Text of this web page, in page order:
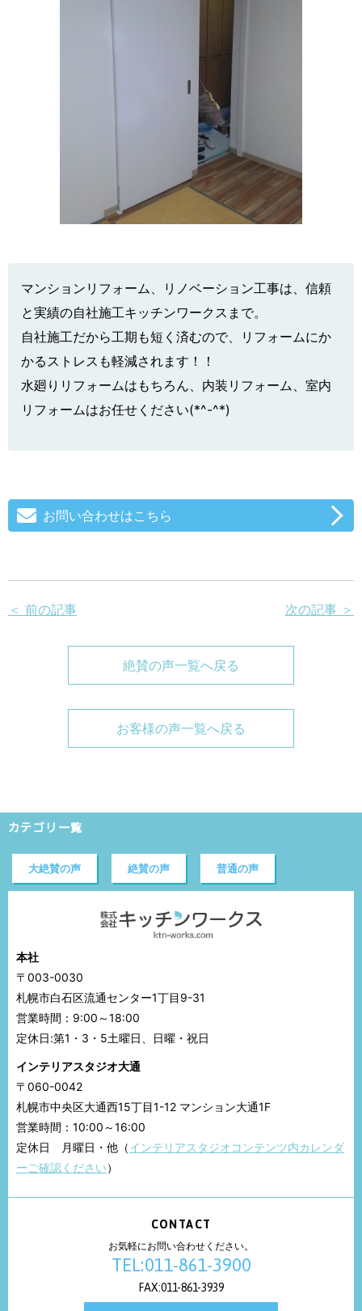
マンションリフォーム、リノベーション工事は、信頼
と実績の自社施工キッチンワークスまで。
自社施工だから工期も短く済むので、リフォームにか
かるストレスも軽減されます！！
水廻りリフォームはもちろん、内装リフォーム、室内
リフォームはお任せください(*^-^*)
お問い合わせはこちら
＜ 前の記事 次の記事 ＞
絶賛の声一覧へ戻る
お客様の声一覧へ戻る
カテゴリ一覧
大絶賛の声 絶賛の声 普通の声
本社
〒003-0030
札幌市白石区流通センター1丁目9-31
営業時間：9:00～18:00
定休日:第1・3・5土曜日、日曜・祝日
インテリアスタジオ大通
〒060-0042
札幌市中央区大通西15丁目1-12 マンション大通1F
営業時間：10:00～16:00
定休日 月曜日・他（インテリアスタジオコンテンツ内カレンダ
ーご確認ください）
CONTACT
お気軽にお問い合わせください。
TEL:011-861-3900
FAX:011-861-3939